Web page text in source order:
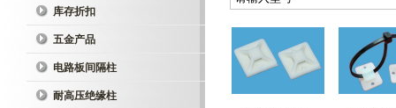
库存折扣
五金产品
电路板间隔柱
耐高压绝缘柱